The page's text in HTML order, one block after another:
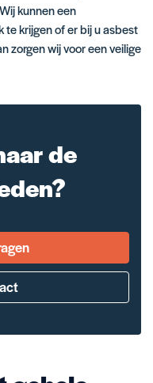
kunnen een
krijgen of er bij u asbest
zorgen wij voor een veilige
de